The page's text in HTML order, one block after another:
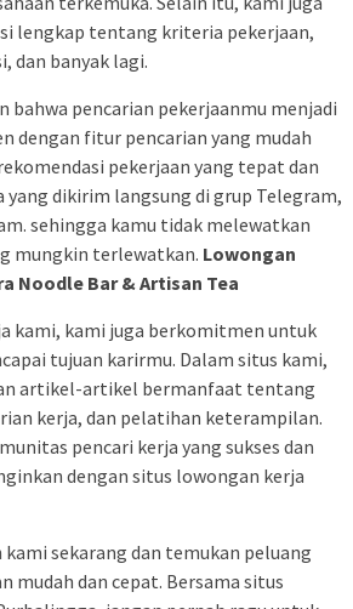
lengkap tentang kriteria pekerjaan,
dan banyak lagi.
bahwa pencarian pekerjaanmu menjadi
dengan fitur pencarian yang mudah
pekerjaan yang tepat dan
yang dikirim langsung di grup Telegram,
sehingga kamu tidak melewatkan
mungkin terlewatkan. Lowongan
Noodle Bar & Artisan Tea
kami, kami juga berkomitmen untuk
tujuan karirmu. Dalam situs kami,
artikel-artikel bermanfaat tentang
kerja, dan pelatihan keterampilan.
pencari kerja yang sukses dan
dengan situs lowongan kerja
sekarang dan temukan peluang
mudah dan cepat. Bersama situs